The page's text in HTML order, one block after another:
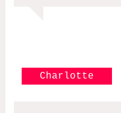
Charlotte